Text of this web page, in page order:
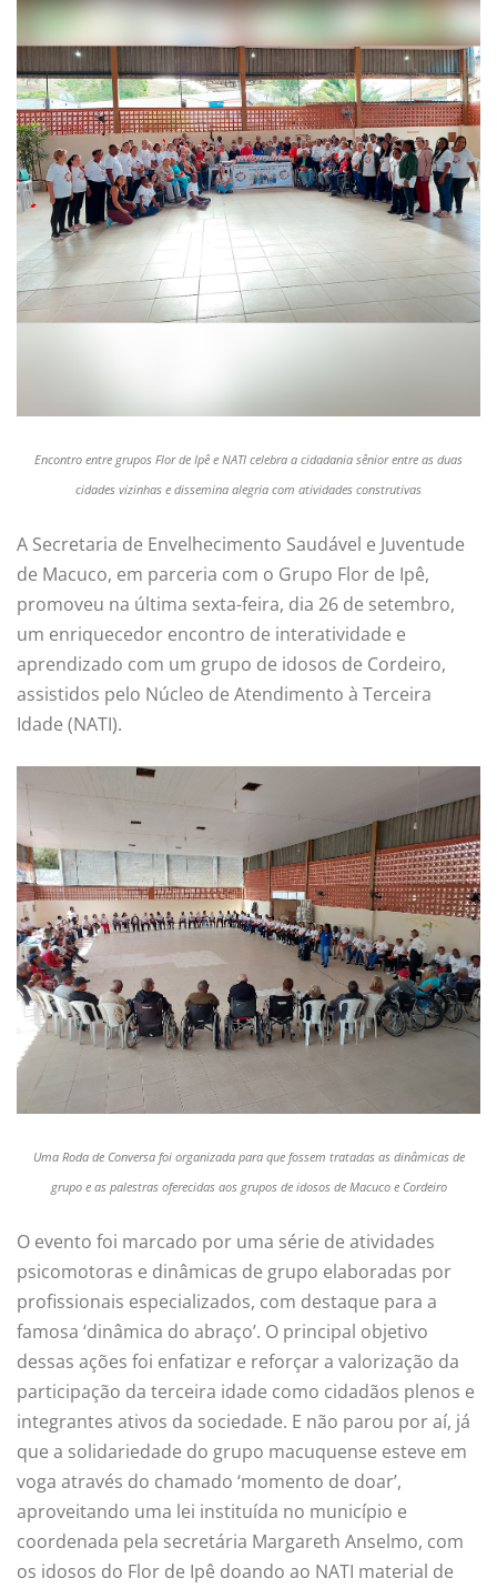
Encontro entre grupos Flor de Ipê e NATI celebra a cidadania sênior entre as duas
cidades vizinhas e dissemina alegria com atividades construtivas
A Secretaria de Envelhecimento Saudável e Juventude
de Macuco, em parceria com o Grupo Flor de Ipê,
promoveu na última sexta-feira, dia 26 de setembro,
um enriquecedor encontro de interatividade e
aprendizado com um grupo de idosos de Cordeiro,
assistidos pelo Núcleo de Atendimento à Terceira
Idade (NATI).
Uma Roda de Conversa foi organizada para que fossem tratadas as dinâmicas de
grupo e as palestras oferecidas aos grupos de idosos de Macuco e Cordeiro
O evento foi marcado por uma série de atividades
psicomotoras e dinâmicas de grupo elaboradas por
profissionais especializados, com destaque para a
famosa ‘dinâmica do abraço’. O principal objetivo
dessas ações foi enfatizar e reforçar a valorização da
participação da terceira idade como cidadãos plenos e
integrantes ativos da sociedade. E não parou por aí, já
que a solidariedade do grupo macuquense esteve em
voga através do chamado ‘momento de doar’,
aproveitando uma lei instituída no município e
coordenada pela secretária Margareth Anselmo, com
os idosos do Flor de Ipê doando ao NATI material de